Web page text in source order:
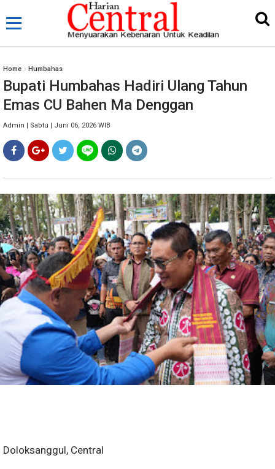
Home » Humbahas
Bupati Humbahas Hadiri Ulang Tahun
Emas CU Bahen Ma Denggan
Admin | Sabtu | Juni 06, 2026 WIB
Doloksanggul, Central